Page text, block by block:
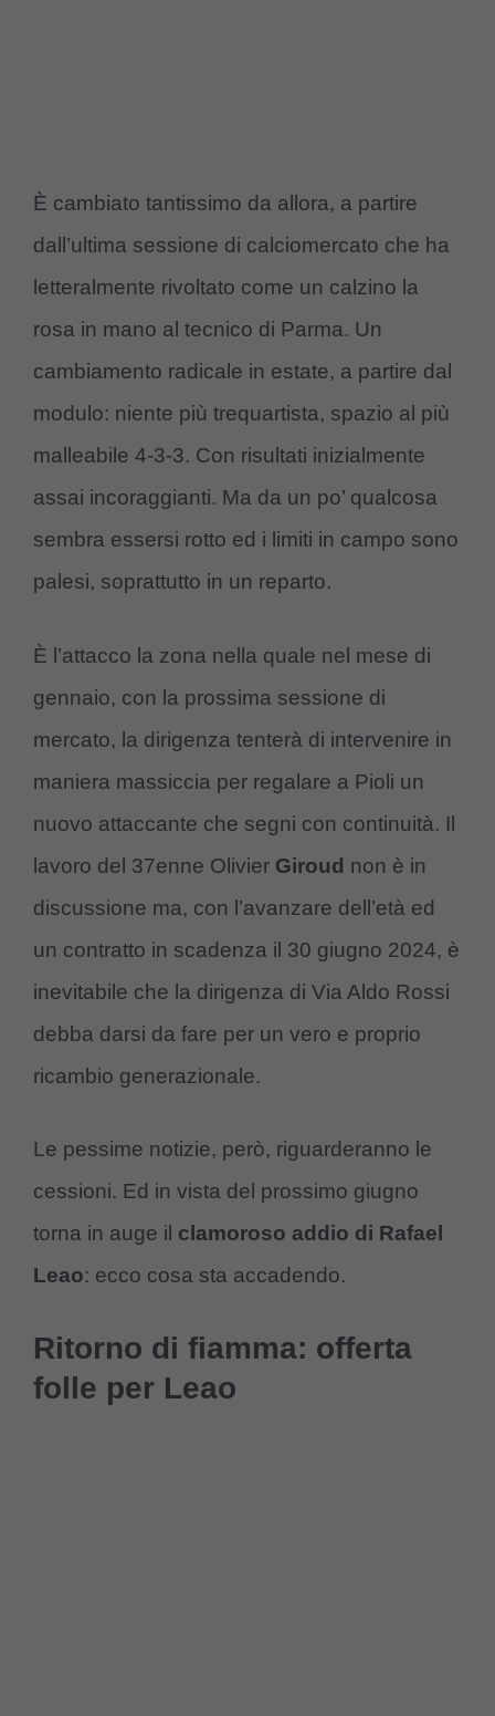
È cambiato tantissimo da allora, a partire
dall’ultima sessione di calciomercato che ha
letteralmente rivoltato come un calzino la
rosa in mano al tecnico di Parma. Un
cambiamento radicale in estate, a partire dal
modulo: niente più trequartista, spazio al più
malleabile 4-3-3. Con risultati inizialmente
assai incoraggianti. Ma da un po’ qualcosa
sembra essersi rotto ed i limiti in campo sono
palesi, soprattutto in un reparto.
È l’attacco la zona nella quale nel mese di
gennaio, con la prossima sessione di
mercato, la dirigenza tenterà di intervenire in
maniera massiccia per regalare a Pioli un
nuovo attaccante che segni con continuità. Il
lavoro del 37enne Olivier Giroud non è in
discussione ma, con l’avanzare dell’età ed
un contratto in scadenza il 30 giugno 2024, è
inevitabile che la dirigenza di Via Aldo Rossi
debba darsi da fare per un vero e proprio
ricambio generazionale.
Le pessime notizie, però, riguarderanno le
cessioni. Ed in vista del prossimo giugno
torna in auge il clamoroso addio di Rafael
Leao: ecco cosa sta accadendo.
Ritorno di fiamma: offerta
folle per Leao